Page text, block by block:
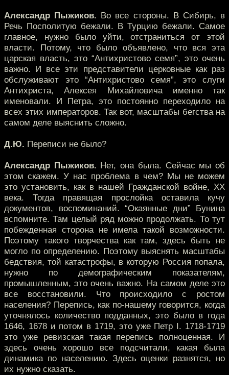
Александр Пыжиков. Во все стороны. В Сибирь, в
Речь Посполитую бежали. В Турцию бежали. Самое
главное, нужно было уйти, отстраниться от этой
власти. Потому, что было объявлено, что вся эта
царская власть, это “Антихристово семя”, это очень
важно. И все эти представители церковные как раз
обслуживают это “Антихристово семя”, это слуги
Антихриста, Алексея Михайловича именно так
именовали. И Петра, это постоянно переходило на
всех этих императоров. Так вот, масштабы бегства на
самом деле выяснить сложно.
Д.Ю. Переписи не было?
Александр Пыжиков. Нет, она была. Сейчас мы об
этом скажем. У нас проблема в чем? Мы не можем
это установить, как в нашей Гражданской войне, XX
века. Тогда правящая прослойка оставила кучу
документов, воспоминаний. “Окаянные дни” Бунина
вспомните. Там целый ряд можно продолжать. То тут
побежденная сторона не имела такой возможности.
Поэтому такого творчества как там, здесь быть не
могло по определению. Поэтому выяснять масштабы
бедствия, той катастрофы, в которую Россия попала,
нужно по демографическим показателям,
промышленным, это очень важно. На самом деле это
все восстановили. Что происходило с ростом
населения? Перепись, как по-нашему говорится, когда
уточнялось количество подданных, это было в года
1646, 1678 и потом в 1719, это уже Петр I. 1718-1719
это уже ревизская такая перепись полноценная. И
здесь очень хорошо все подсчитали, какая была
динамика по населению. Здесь оценки разнятся, но
их нужно сказать.